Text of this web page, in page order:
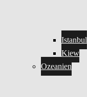
Istanbul
Kiew
Ozeanien